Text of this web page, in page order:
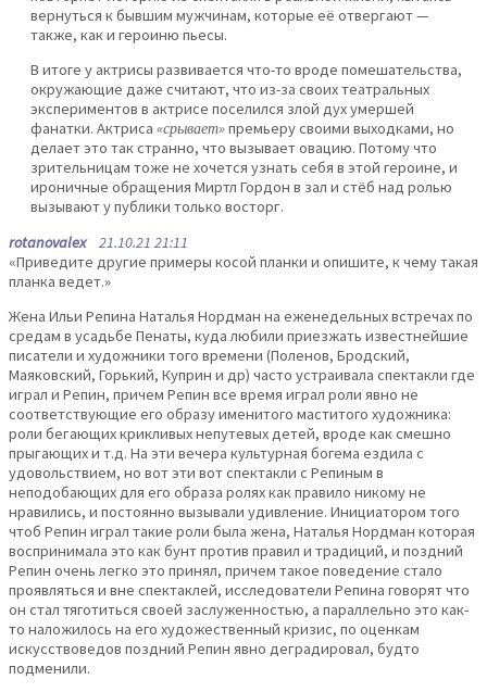
вернуться к бывшим мужчинам, которые её отвергают —
также, как и героиню пьесы.
В итоге у актрисы развивается что-то вроде помешательства,
окружающие даже считают, что из-за своих театральных
экспериментов в актрисе поселился злой дух умершей
фанатки. Актриса «срывает»премьеру своими выходками, но
делает это так странно, что вызывает овацию. Потому что
зрительницам тоже не хочется узнать себя в этой героине, и
ироничные обращения Миртл Гордон в зал и стёб над ролью
вызывают у публики только восторг.
rotanovalex21.10.21 21:11
«Приведите другие примеры косой планки и опишите, к чему такая
планка ведет.»
Жена Ильи Репина Наталья Нордман на еженедельных встречах по
средам в усадьбе Пенаты, куда любили приезжать известнейшие
писатели и художники того времени (Поленов, Бродский,
Маяковский, Горький, Куприн и др) часто устраивала спектакли где
играл и Репин, причем Репин все время играл роли явно не
соответствующие его образу именитого маститого художника:
роли бегающих крикливых непутевых детей, вроде как смешно
прыгающих и т.д. На эти вечера культурная богема ездила с
удовольствием, но вот эти вот спектакли с Репиным в
неподобающих для его образа ролях как правило никому не
нравились, и постоянно вызывали удивление. Инициатором того
чтоб Репин играл такие роли была жена, Наталья Нордман которая
воспринимала это как бунт против правил и традиций, и поздний
Репин очень легко это принял, причем такое поведение стало
проявляться и вне спектаклей, исследователи Репина говорят что
он стал тяготиться своей заслуженностью, а параллельно это как-
то наложилось на его художественный кризис, по оценкам
искусствоведов поздний Репин явно деградировал, будто
подменили.